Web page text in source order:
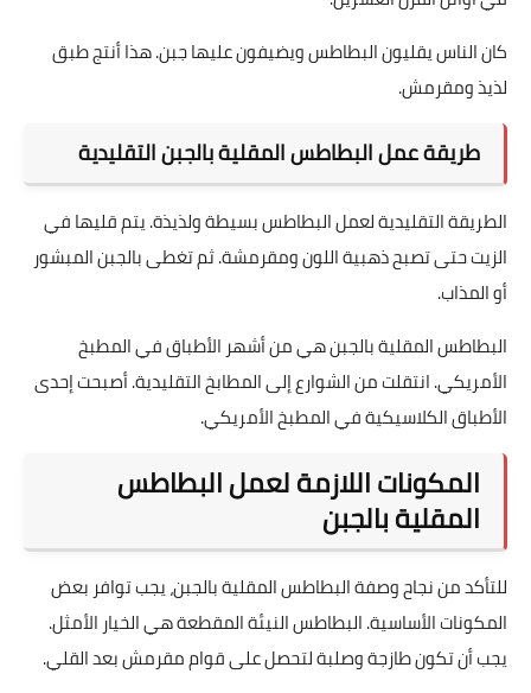
كان الناس يقليون البطاطس ويضيفون عليها جبن. هذا أنتج طبق
لذيذ ومقرمش.
طريقة عمل البطاطس المقلية بالجبن التقليدية
الطريقة التقليدية لعمل البطاطس بسيطة ولذيذة. يتم قليها في
الزيت حتى تصبح ذهبية اللون ومقرمشة. ثم تغطى بالجبن المبشور
أو المذاب.
البطاطس المقلية بالجبن هي من أشهر الأطباق في المطبخ
الأمريكي. انتقلت من الشوارع إلى المطابخ التقليدية. أصبحت إحدى
الأطباق الكلاسيكية في المطبخ الأمريكي.
المكونات اللازمة لعمل البطاطس
المقلية بالجبن
للتأكد من نجاح وصفة البطاطس المقلية بالجبن، يجب توافر بعض
المكونات الأساسية. البطاطس النيئة المقطعة هي الخيار الأمثل.
يجب أن تكون طازجة وصلبة لتحصل على قوام مقرمش بعد القلي.